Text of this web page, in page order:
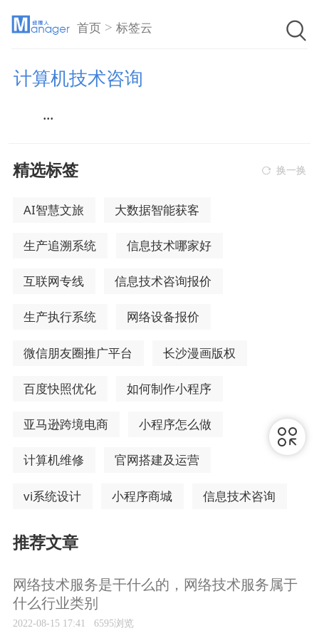
首页 >标签云
计算机技术咨询
...
精选标签 换一换
AI智慧文旅 大数据智能获客
生产追溯系统 信息技术哪家好
互联网专线 信息技术咨询报价
生产执行系统 网络设备报价
微信朋友圈推广平台 长沙漫画版权
百度快照优化 如何制作小程序
亚马逊跨境电商 小程序怎么做
计算机维修 官网搭建及运营
vi系统设计 小程序商城 信息技术咨询
推荐文章
网络技术服务是干什么的，网络技术服务属于
什么行业类别
2022-08-15 17:41 6595浏览